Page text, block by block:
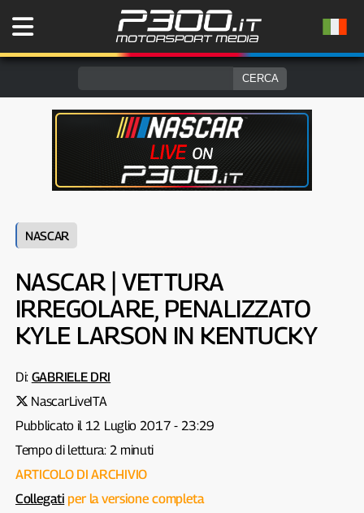
NASCAR
NASCAR | VETTURA
IRREGOLARE, PENALIZZATO
KYLE LARSON IN KENTUCKY
Di: GABRIELE DRI
NascarLiveITA
Pubblicato il 12 Luglio 2017 - 23:29
Tempo di lettura: 2 minuti
ARTICOLO DI ARCHIVIO
Collegati per la versione completa